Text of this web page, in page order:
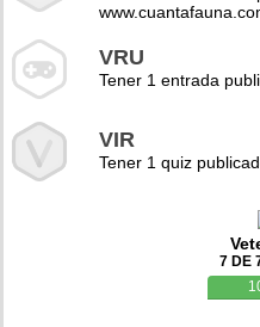
VRU
Tener 1 entrada
VIR
Tener 1 quiz
7 DE